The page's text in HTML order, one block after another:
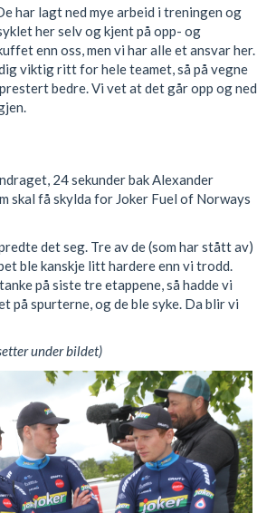
har lagt ned mye arbeid i treningen og
her selv og kjent på opp- og
enn oss, men vi har alle et ansvar her.
viktig ritt for hele teamet, så på vegne
bedre. Vi vet at det går opp og ned
24 sekunder bak Alexander
skal få skylda for Joker Fuel of Norways
det seg. Tre av de (som har stått av)
ble kanskje litt hardere enn vi trodd.
på siste tre etappene, så hadde vi
på spurterne, og de ble syke. Da blir vi
under bildet)